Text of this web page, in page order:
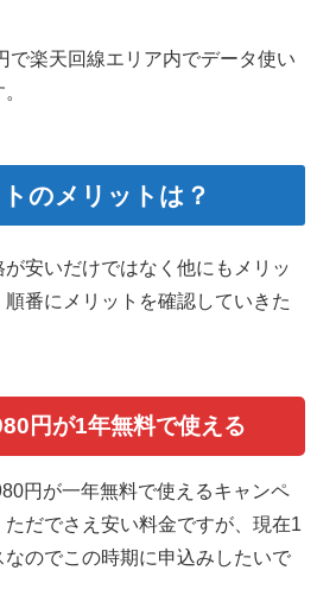
で楽天回線エリア内でデータ使い
のメリットは？
安いだけではなく他にもメリッ
順番にメリットを確認していきた
円が1年無料で使える
円が一年無料で使えるキャンペ
だでさえ安い料金ですが、現在1
のでこの時期に申込みしたいで